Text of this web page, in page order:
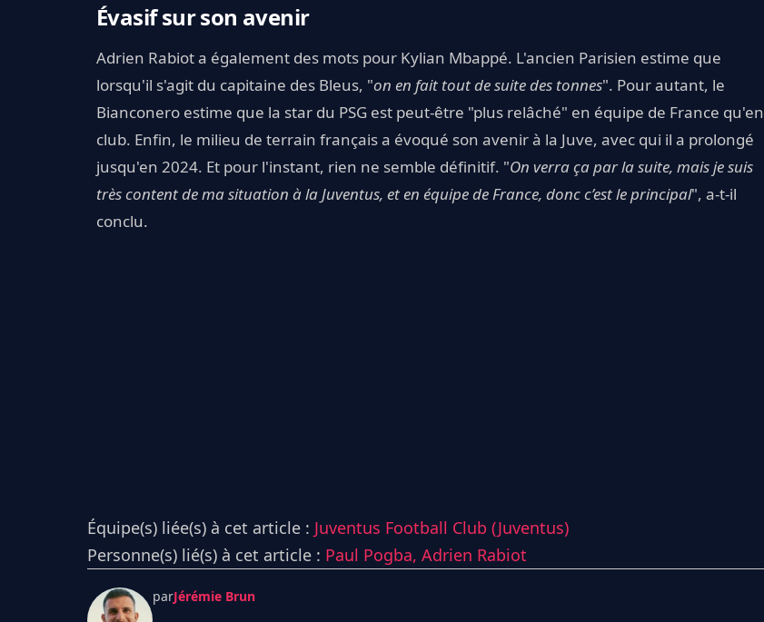
Évasif sur son avenir
Adrien Rabiot a également des mots pour Kylian Mbappé. L'ancien Parisien estime que
lorsqu'il s'agit du capitaine des Bleus, "on en fait tout de suite des tonnes". Pour autant, le
Bianconero estime que la star du PSG est peut-être "plus relâché" en équipe de France qu'en
club. Enfin, le milieu de terrain français a évoqué son avenir à la Juve, avec qui il a prolongé
jusqu'en 2024. Et pour l'instant, rien ne semble définitif. "On verra ça par la suite, mais je suis
très content de ma situation à la Juventus, et en équipe de France, donc c’est le principal", a-t-il
conclu.
Équipe(s) liée(s) à cet article : Juventus Football Club (Juventus)
Personne(s) lié(s) à cet article : Paul Pogba, Adrien Rabiot
parJérémie Brun